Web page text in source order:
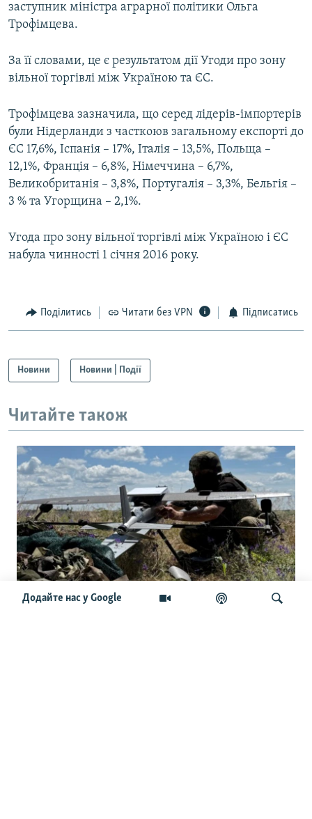
Додайте нас у Google
заступник міністра аграрної політики Ольга
Трофімцева.
За її словами, це є результатом дії Угоди про зону
вільної торгівлі між Україною та ЄС.
Трофімцева зазначила, що серед лідерів-імпортерів
були Нідерланди з часткоюв загальному експорті до
ЄС 17,6%, Іспанія – 17%, Італія – 13,5%, Польща –
12,1%, Франція – 6,8%, Німеччина – 6,7%,
Великобританія – 3,8%, Португалія – 3,3%, Бельгія –
3 % та Угорщина – 2,1%.
Угода про зону вільної торгівлі між Україною і ЄС
набула чинності 1 січня 2016 року.
Поділитись Читати без VPN Підписатись
Новини Новини | Події
Читайте також